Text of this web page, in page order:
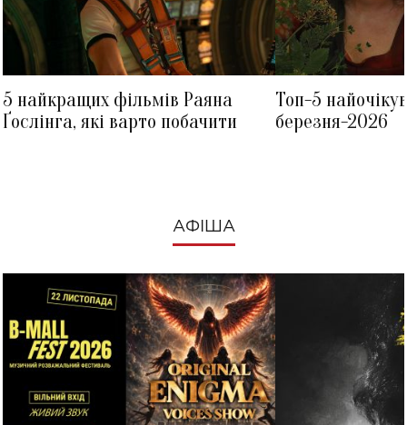
5 найкращих фільмів Раяна
Ґослінга, які варто побачити
Топ-5
березня-2026
АФІША